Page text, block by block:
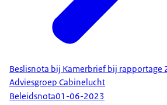
Beslisnota bij Kamerbrief bij rapportage
Adviesgroep Cabinelucht
Beleidsnota01-06-2023